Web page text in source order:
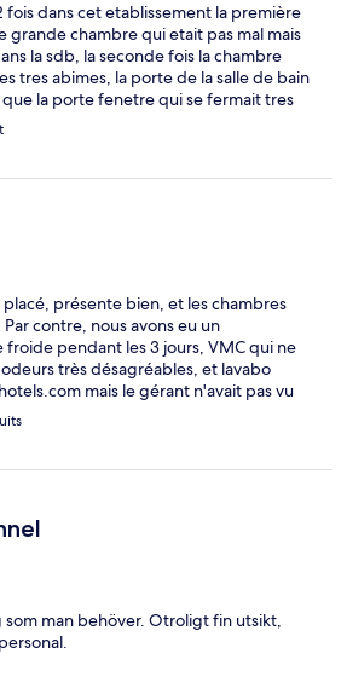
fois dans cet etablissement la première
grande chambre qui etait pas mal mais
la sdb, la seconde fois la chambre
tres abimes, la porte de la salle de bain
que la porte fenetre qui se fermait tres
super face à la mer si vous avez une
est tres tres bruyant .
placé, présente bien, et les chambres
contre, nous avons eu un
pendant les 3 jours, VMC qui ne
très désagréables, et lavabo
mais le gérant n'avait pas vu
et a dû corriger les problèmes
4 étoiles pour cette raison, sinon il
som man behöver. Otroligt fin utsikt,